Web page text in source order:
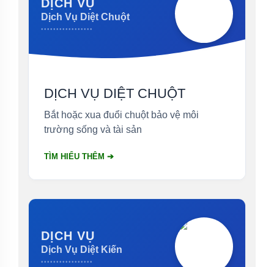
DỊCH VỤ
Dịch Vụ Diệt Chuột
•••••••••••••••••
DỊCH VỤ DIỆT CHUỘT
Bắt hoặc xua đuổi chuột bảo vệ môi
trường sống và tài sản
TÌM HIỂU THÊM ➔
DỊCH VỤ
Dịch Vụ Diệt Kiến
•••••••••••••••••